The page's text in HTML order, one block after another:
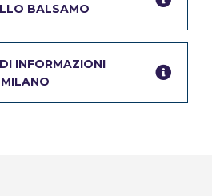
BALSAMO
INFORMAZIONI
MILANO